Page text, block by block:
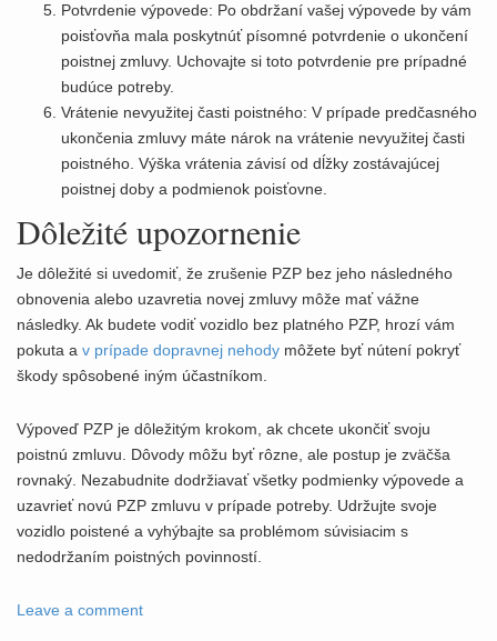
Potvrdenie výpovede: Po obdržaní vašej výpovede by vám
poisťovňa mala poskytnúť písomné potvrdenie o ukončení
poistnej zmluvy. Uchovajte si toto potvrdenie pre prípadné
budúce potreby.
Vrátenie nevyužitej časti poistného: V prípade predčasného
ukončenia zmluvy máte nárok na vrátenie nevyužitej časti
poistného. Výška vrátenia závisí od dĺžky zostávajúcej
poistnej doby a podmienok poisťovne.
Dôležité upozornenie
Je dôležité si uvedomiť, že zrušenie PZP bez jeho následného
obnovenia alebo uzavretia novej zmluvy môže mať vážne
následky. Ak budete vodiť vozidlo bez platného PZP, hrozí vám
pokuta a v prípade dopravnej nehody môžete byť nútení pokryť
škody spôsobené iným účastníkom.
Výpoveď PZP je dôležitým krokom, ak chcete ukončiť svoju
poistnú zmluvu. Dôvody môžu byť rôzne, ale postup je zväčša
rovnaký. Nezabudnite dodržiavať všetky podmienky výpovede a
uzavrieť novú PZP zmluvu v prípade potreby. Udržujte svoje
vozidlo poistené a vyhýbajte sa problémom súvisiacim s
nedodržaním poistných povinností.
Leave a comment